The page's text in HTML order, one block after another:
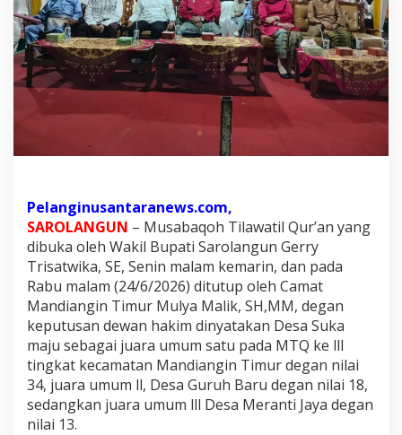
u
a
r
a
m
T
t
i
n
g
k
a
t
k
e
Pelanginusantaranews.com,
SAROLANGUN – Musabaqoh Tilawatil Qur’an yang
dibuka oleh Wakil Bupati Sarolangun Gerry
Trisatwika, SE, Senin malam kemarin, dan pada
Rabu malam (24/6/2026) ditutup oleh Camat
Mandiangin Timur Mulya Malik, SH,MM, degan
keputusan dewan hakim dinyatakan Desa Suka
maju sebagai juara umum satu pada MTQ ke lll
tingkat kecamatan Mandiangin Timur degan nilai
34, juara umum ll, Desa Guruh Baru degan nilai 18,
sedangkan juara umum lll Desa Meranti Jaya degan
nilai 13.